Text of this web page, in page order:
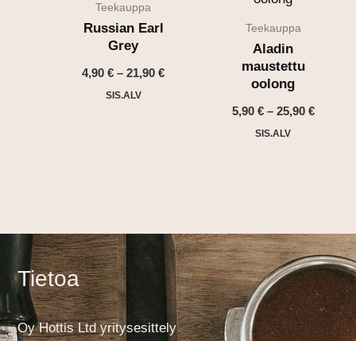
Teekauppa
Russian Earl
Grey
4,90€ – 21,90€Hintaluokka:
SIS.ALV
Teekauppa
Aladin
maustettu
oolong
5,90 € – 25,90 €
SIS.ALV
Tietoa
Oy Hottis Ltd yritysesittely